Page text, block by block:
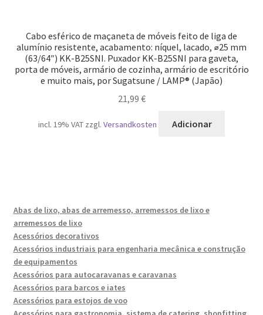
Cabo esférico de maçaneta de móveis feito de liga de
alumínio resistente, acabamento: níquel, lacado, ⌀25 mm
(63/64″) KK-B25SNI. Puxador KK-B25SNI para gaveta,
porta de móveis, armário de cozinha, armário de escritório
e muito mais, por Sugatsune / LAMP® (Japão)
21,99 €
incl. 19% VAT zzgl. Versandkosten Adicionar
Abas de lixo, abas de arremesso, arremessos de lixo e
arremessos de lixo
Acessórios decorativos
Acessórios industriais para engenharia mecânica e construção
de equipamentos
Acessórios para autocaravanas e caravanas
Acessórios para barcos e iates
Acessórios para estojos de voo